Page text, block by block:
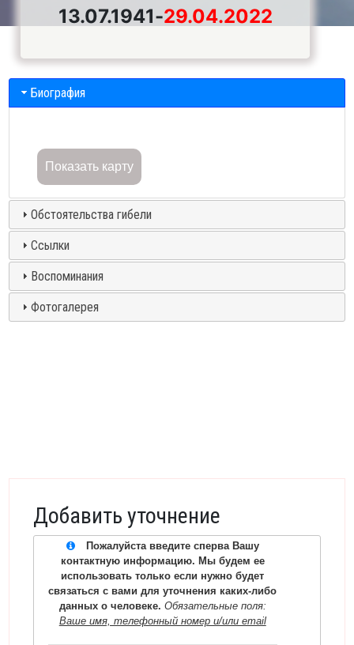
13.07.1941-29.04.2022
Биография
Показать карту
Обстоятельства гибели
Ссылки
Воспоминания
Фотогалерея
Добавить уточнение
Пожалуйста введите сперва Вашу
контактную информацию. Мы будем ее
использовать только если нужно будет
связаться с вами для уточнения каких-либо
данных о человеке. Обязательные поля:
Ваше имя, телефонный номер и/или email